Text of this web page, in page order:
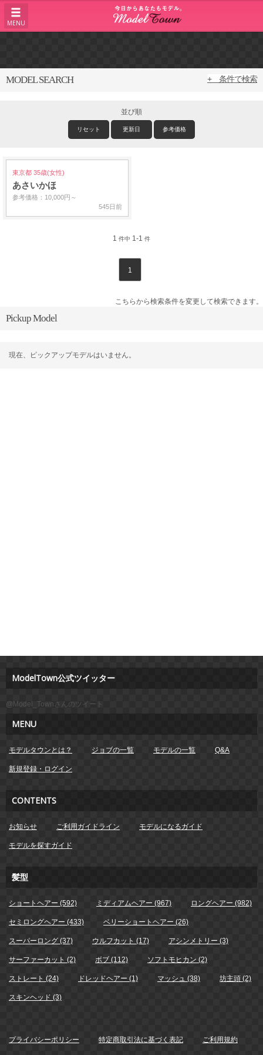
MENU
MODEL SEARCH + 条件で検索
並び順
リセット 更新日 参考価格
東京都 35歳(女性)
あさいかほ
参考価格：10,000円～
545日前
1 件中 1-1 件
1
こちらから検索条件を変更して検索できます。
Pickup Model
現在、ピックアップモデルはいません。
ModelTown公式ツイッター
@Model_Townさんのツイート
MENU
モデルタウンとは？ ジョブの一覧 モデルの一覧 Q&A
新規登録・ログイン
CONTENTS
お知らせ ご利用ガイドライン モデルになるガイド
モデルを探すガイド
髪型
ショートヘアー (592) ミディアムヘアー (967) ロングヘアー (982)
セミロングヘアー (433) ベリーショートヘアー (26)
スーパーロング (37) ウルフカット (17) アシンメトリー (3)
サーファーカット (2) ボブ (112) ソフトモヒカン (2)
ストレート (24) ドレッドヘアー (1) マッシュ (38) 坊主頭 (2)
スキンヘッド (3)
プライバシーポリシー 特定商取引法に基づく表記 ご利用規約